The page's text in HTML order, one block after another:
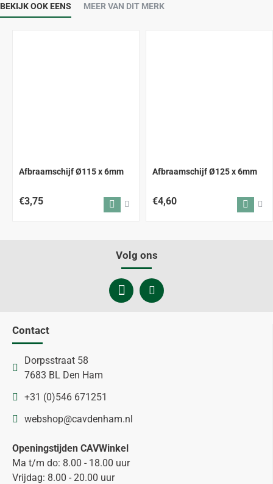
BEKIJK OOK EENS MEER VAN DIT MERK
Afbraamschijf Ø115 x 6mm
€3,75
Afbraamschijf Ø125 x 6mm
€4,60
Volg ons
Contact
Dorpsstraat 58
7683 BL Den Ham
+31 (0)546 671251
webshop@cavdenham.nl
Openingstijden CAVWinkel
Ma t/m do: 8.00 - 18.00 uur
Vrijdag: 8.00 - 20.00 uur